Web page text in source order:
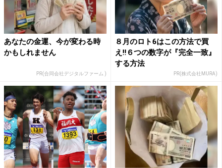
あなたの金運、今が変わる時
かもしれません
PR(合同会社デジタルファーム )
８月のロト6はこの方法で買
え!!６つの数字が『完全一致』
する方法
PR(株式会社MURA)